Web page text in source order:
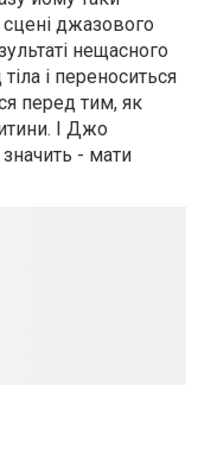
джазового
нещасного
і переноситься
перед тим, як
І Джо
- мати